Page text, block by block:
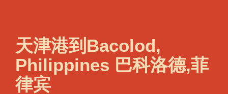
天津港到Bacolod,
Philippines 巴科洛德,菲
律宾